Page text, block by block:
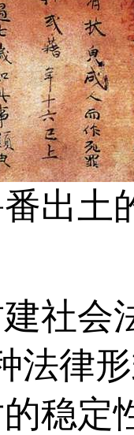
出土
社会
法律
稳定